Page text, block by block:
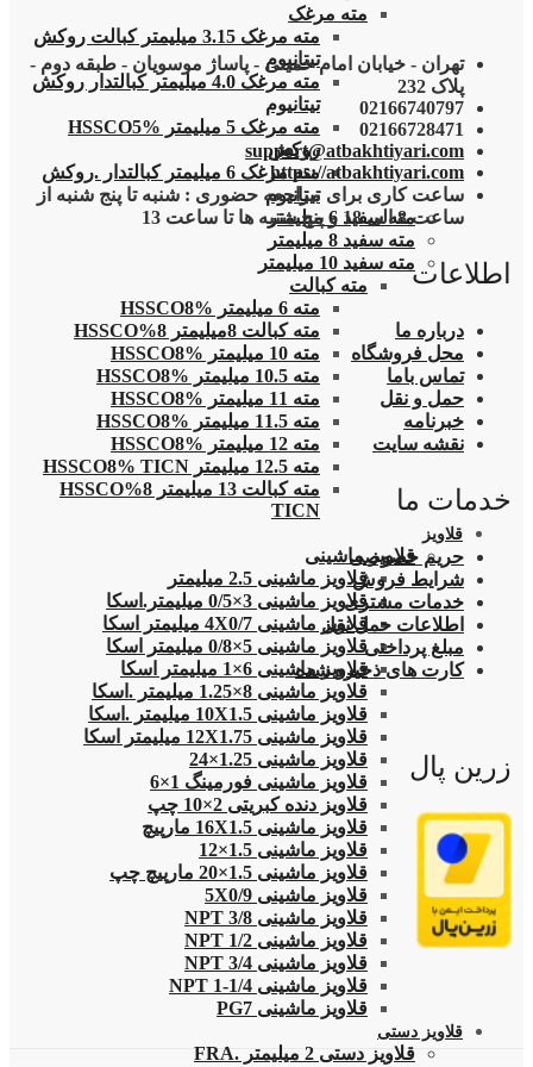
مته مرغک
مته مرغک 3.15 میلیمتر کبالت روکش
تیتانیوم
مته مرغک 4.0 میلیمتر کبالتدار روکش
تیتانیوم
مته مرغک 5 میلیمتر HSSCO5%
روکش
مته مرغک 6 میلیمتر کبالتدار .روکش
تیتانیوم
مته سفید 6 میلیمتر
مته سفید 8 میلیمتر
مته سفید 10 میلیمتر
مته کبالت
مته 6 میلیمتر HSSCO8%
مته کبالت 8میلیمتر 8%HSSCO
مته 10 میلیمتر HSSCO8%
مته 10.5 میلیمتر HSSCO8%
مته 11 میلیمتر HSSCO8%
مته 11.5 میلیمتر HSSCO8%
مته 12 میلیمتر HSSCO8%
مته 12.5 میلیمتر HSSCO8% TICN
مته کبالت 13 میلیمتر 8%HSSCO
TICN
قلاویز
قلاویز ماشینی
قلاویز ماشینی 2.5 میلیمتر
قلاویز ماشینی 3×0/5 میلیمتر.اسکا
قلاویز ماشینی 4X0/7 میلیمتر اسکا
قلاویز ماشینی 5×0/8 میلیمتر اسکا
قلاویز ماشینی 6×1 میلیمتر اسکا
قلاویز ماشینی 8×1.25 میلیمتر .اسکا
قلاویز ماشینی 10X1.5 میلیمتر .اسکا
قلاویز ماشینی 12X1.75 میلیمتر اسکا
قلاویز ماشینی 1.25×24
قلاویز ماشینی فورمینگ 1×6
قلاویز دنده کبریتی 2×10 چپ
قلاویز ماشینی 16X1.5 مارپیچ
قلاویز ماشینی 1.5×12
قلاویز ماشینی 1.5×20 مارپیچ چپ
قلاویز ماشینی 5X0/9
قلاویز ماشینی 3/8 NPT
قلاویز ماشینی 1/2 NPT
قلاویز ماشینی 3/4 NPT
قلاویز ماشینی 1/4-1 NPT
قلاویز ماشینی PG7
قلاویز دستی
قلاویز دستی 2 میلیمتر .FRA
تهران - خیابان امام خمینی - پاساژ موسویان - طبقه دوم -
پلاک 232
02166740797
02166728471
support@atbakhtiyari.com
https://atbakhtiyari.com
ساعت کاری برای مراجعه حضوری : شنبه تا پنج شنبه از
ساعت 8 الی 18 و پنج شنبه ها تا ساعت 13
اطلاعات
درباره ما
محل فروشگاه
تماس باما
حمل و نقل
خبرنامه
نقشه سایت
خدمات ما
حریم خصوصی
شرایط فروش
خدمات مشتری
اطلاعات حمل نقل
مبلغ پرداختی
کارت های ذخیره شده
زرین پال